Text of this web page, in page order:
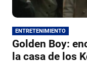
ENTRETENIMIENTO
Golden Boy:
la casa de los